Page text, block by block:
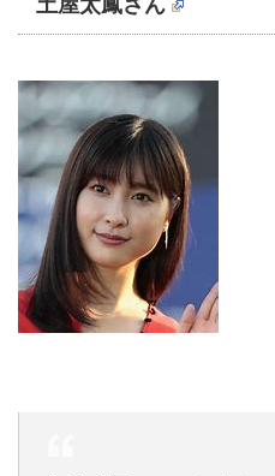
土屋太鳳さん